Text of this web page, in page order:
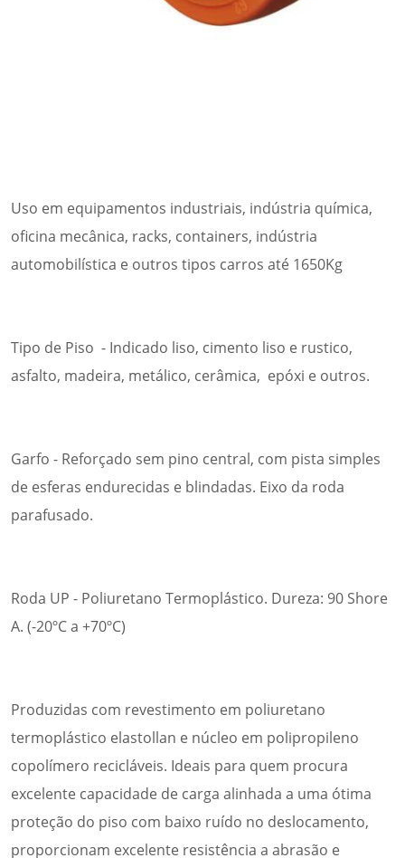
Uso em equipamentos industriais, indústria química,
oficina mecânica, racks, containers, indústria
automobilística e outros tipos carros até 1650Kg
Tipo de Piso - Indicado liso, cimento liso e rustico,
asfalto, madeira, metálico, cerâmica, epóxi e outros.
Garfo - Reforçado sem pino central, com pista simples
de esferas endurecidas e blindadas. Eixo da roda
parafusado.
Roda UP - Poliuretano Termoplástico. Dureza: 90 Shore
A. (-20ºC a +70ºC)
Produzidas com revestimento em poliuretano
termoplástico elastollan e núcleo em polipropileno
copolímero recicláveis. Ideais para quem procura
excelente capacidade de carga alinhada a uma ótima
proteção do piso com baixo ruído no deslocamento,
proporcionam excelente resistência a abrasão e